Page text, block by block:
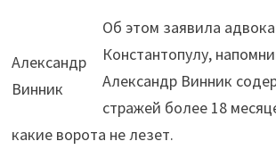
Александр
Винник
Об этом заявила
Константопулу,
Александр Винник
стражей более 18
какие ворота не лезет.